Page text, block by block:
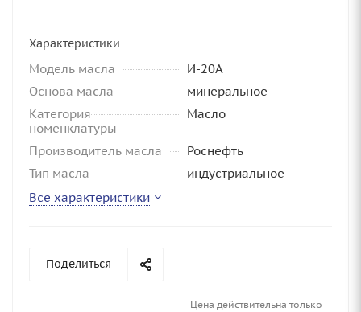
Характеристики
Модель масла
И-20А
Основа масла
минеральное
Категория
номенклатуры
Масло
Производитель масла
Роснефть
Тип масла
индустриальное
Все характеристики
Поделиться
Цена действительна только